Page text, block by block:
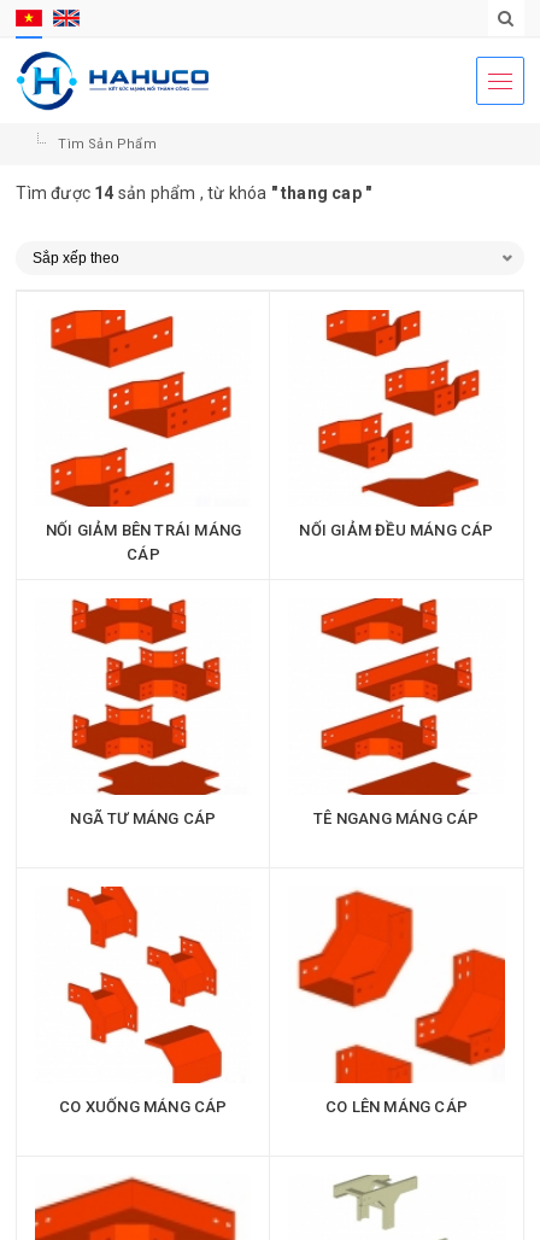
Tìm Sản Phẩm
Tìm được 14 sản phẩm , từ khóa " thang cap "
NỐI GIẢM BÊN TRÁI MÁNG
CÁP
NỐI GIẢM ĐỀU MÁNG CÁP
NGÃ TƯ MÁNG CÁP TÊ NGANG MÁNG CÁP
CO XUỐNG MÁNG CÁP CO LÊN MÁNG CÁP